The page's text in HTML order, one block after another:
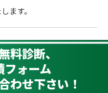
ます。
料診断、
フォーム
わせ下さい！